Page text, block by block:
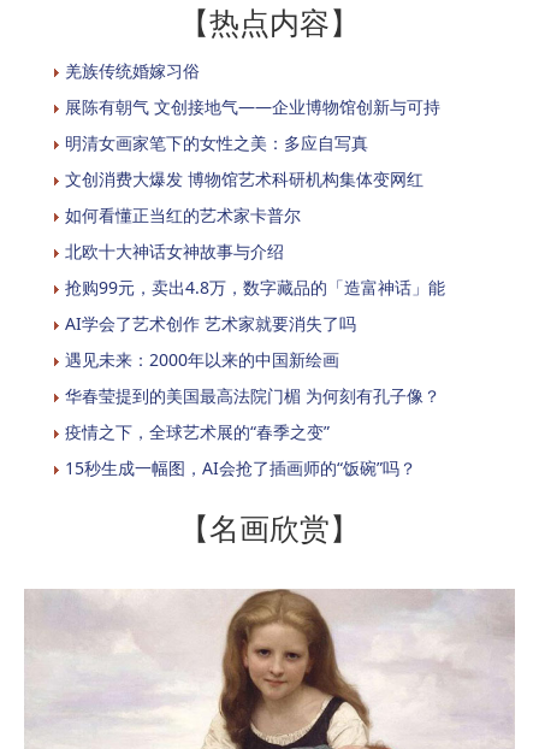
【热点内容】
羌族传统婚嫁习俗
展陈有朝气 文创接地气——企业博物馆创新与可持
明清女画家笔下的女性之美：多应自写真
文创消费大爆发 博物馆艺术科研机构集体变网红
如何看懂正当红的艺术家卡普尔
北欧十大神话女神故事与介绍
抢购99元，卖出4.8万，数字藏品的「造富神话」能
AI学会了艺术创作 艺术家就要消失了吗
遇见未来：2000年以来的中国新绘画
华春莹提到的美国最高法院门楣 为何刻有孔子像？
疫情之下，全球艺术展的“春季之变”
15秒生成一幅图，AI会抢了插画师的“饭碗”吗？
【名画欣赏】